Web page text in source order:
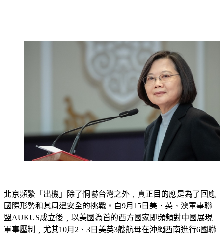
北京頻繁「出機」除了恫嚇台灣之外﹐真正目的應是為了回應
國際形勢和其周邊安全的挑戰。自9月15日美、英、澳軍事聯
盟AUKUS成立後﹐以美國為首的西方國家即頻頻對中國展現
軍事壓制﹐尤其10月2、3日美英3艘航母在沖繩西南進行6國聯